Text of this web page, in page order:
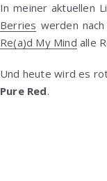
In meiner aktuellen
Berries werden
Re(a)d My Mind alle
Und heute wird es
Pure Red.